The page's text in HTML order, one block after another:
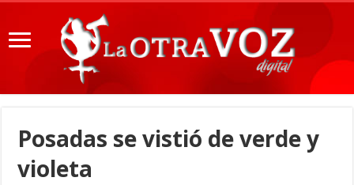
Posadas se vistió de verde y
violeta